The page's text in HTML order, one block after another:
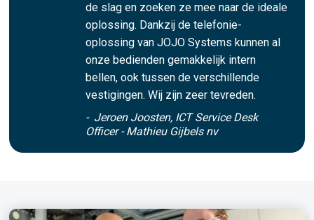
de slag en zoeken ze mee naar de ideale
oplossing. Dankzij de telefonie-
oplossing van JOJO Systems kunnen al
onze bedienden gemakkelijk intern
bellen, ook tussen de verschillende
vestigingen. Wij zijn zeer tevreden.
- Jeroen Joosten, ICT Service Desk
Officer - Mathieu Gijbels nv